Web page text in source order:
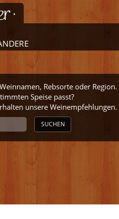
Rebsorte oder Region.
Speise passt?
unsere Weinempfehlungen.
SUCHEN